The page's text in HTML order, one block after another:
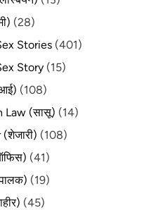
(28)
Stories (401)
Story (15)
(108)
Law (सासू) (14)
(108)
(41)
(19)
(45)